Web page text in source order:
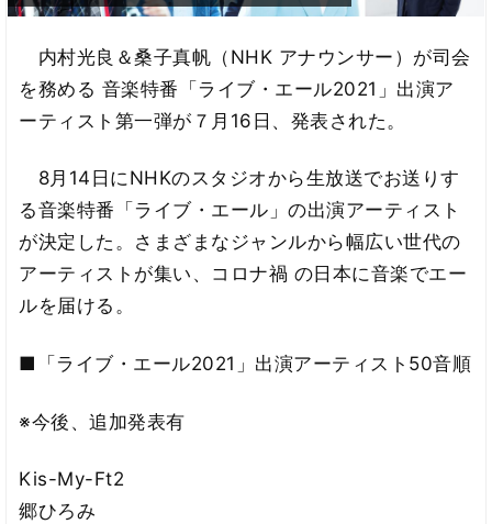
内村光良＆桑子真帆（NHK アナウンサー）が司会
を務める 音楽特番「ライブ・エール2021」出演ア
ーティスト第一弾が７月16日、発表された。
8月14日にNHKのスタジオから生放送でお送りす
る音楽特番「ライブ・エール」の出演アーティスト
が決定した。さまざまなジャンルから幅広い世代の
アーティストが集い、コロナ禍 の日本に音楽でエー
ルを届ける。
■「ライブ・エール2021」出演アーティスト50音順
※今後、追加発表有
Kis-My-Ft2
郷ひろみ